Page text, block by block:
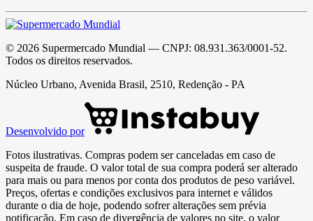
© 2026 Supermercado Mundial — CNPJ: 08.931.363/0001-52.
Todos os direitos reservados.
Núcleo Urbano, Avenida Brasil, 2510, Redenção - PA
Desenvolvido por
Fotos ilustrativas. Compras podem ser canceladas em caso de
suspeita de fraude. O valor total de sua compra poderá ser alterado
para mais ou para menos por conta dos produtos de peso variável.
Preços, ofertas e condições exclusivos para internet e válidos
durante o dia de hoje, podendo sofrer alterações sem prévia
notificação. Em caso de divergência de valores no site, o valor